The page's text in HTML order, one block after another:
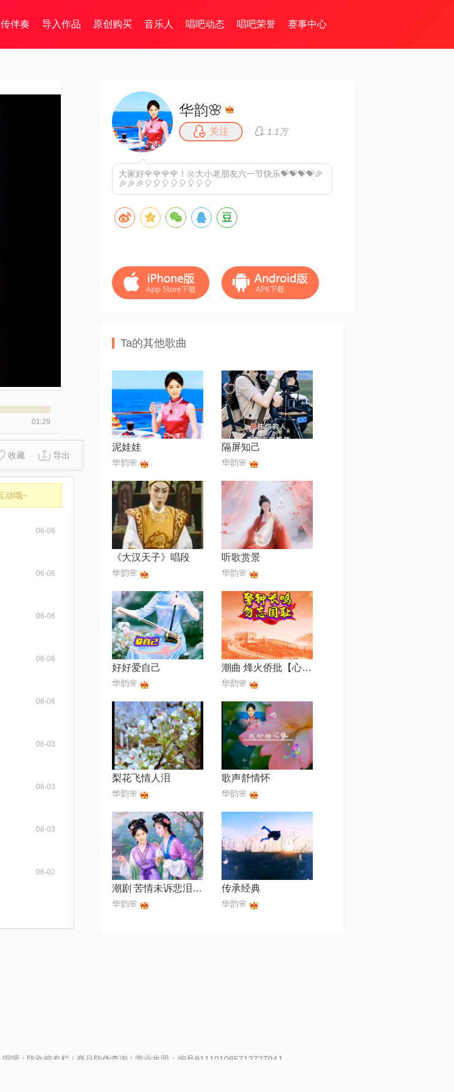
传伴奏 导入作品 原创购买 音乐人 唱吧动态 唱吧荣誉 赛事中心
01:29
收藏 导出
动哦~
06-06
06-06
06-06
06-06
06-06
06-03
06-03
06-03
06-02
华韵🌸
关注 1.1万
大家好🌹🌹🌹🌹！㊗️大小老朋友六一节快乐💝💝💝💝🎉
🎉🎉🎉🎈🎈🎈🎈🎈🎈🎈🎈
Ta的其他歌曲
泥娃娃
华韵🌸
隔屏知己
华韵🌸
《大汉天子》唱段
华韵🌸
听歌赏景
华韵🌸
好好爱自己
华韵🌸
潮曲 烽火侨批【心如】
华韵🌸
梨花飞情人泪
华韵🌸
歌声舒情怀
华韵🌸
潮剧 苦情未诉悲泪来【心如】
华韵🌸
传承经典
华韵🌸
唱吧 | 防诈骗专栏 | 商品防伪查询 | 营业执照：编号91110108571272704J